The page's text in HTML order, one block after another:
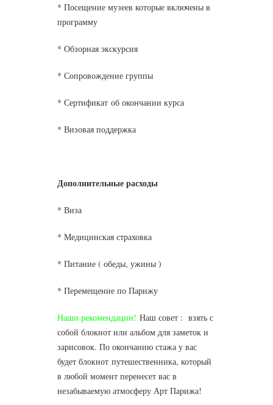
* Посещение музеев которые включены в
программу
* Обзорная экскурсия
* Сопровождение группы
* Сертификат об окончании курса
* Визовая поддержка
Дополнительные расходы
* Виза
* Медицинская страховка
* Питание ( обеды, ужины )
* Перемещение по Парижу
Наши рекомендации! Наш совет : взять с
собой блокнот или альбом для заметок и
зарисовок. По окончанию стажа у вас
будет блокнот путешественника, который
в любой момент перенесет вас в
незабываемую атмосферу Арт Парижа!